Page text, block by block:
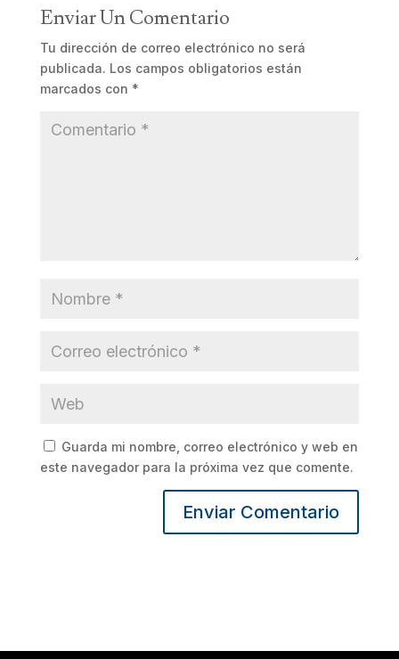
Enviar Un Comentario
Tu dirección de correo electrónico no será
publicada. Los campos obligatorios están
marcados con *
Guarda mi nombre, correo electrónico y web en
este navegador para la próxima vez que comente.